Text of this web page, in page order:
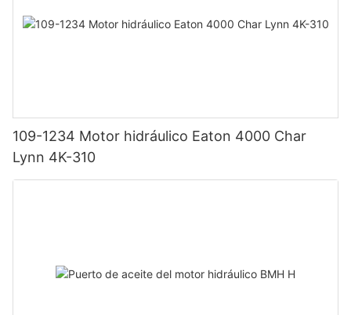
109-1234 Motor hidráulico Eaton 4000 Char
Lynn 4K-310